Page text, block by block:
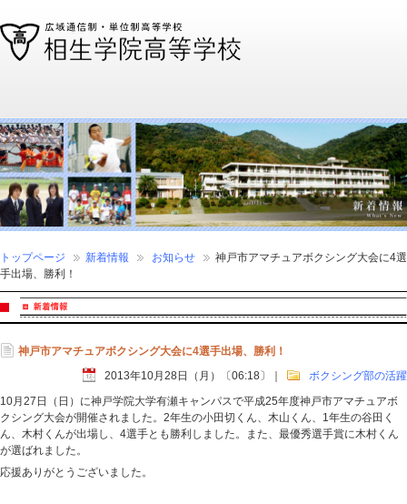
トップページ 新着情報 お知らせ
神戸市アマチュアボクシング大会に4選
手出場、勝利！
神戸市アマチュアボクシング大会に4選手出場、勝利！
2013年10月28日（月）〔06:18〕
ボクシング部の活躍
10月27日（日）に神戸学院大学有瀬キャンパスで平成25年度神戸市アマチュアボ
クシング大会が開催されました。2年生の小田切くん、木山くん、1年生の谷田く
ん、木村くんが出場し、4選手とも勝利しました。また、最優秀選手賞に木村くん
が選ばれました。
応援ありがとうございました。